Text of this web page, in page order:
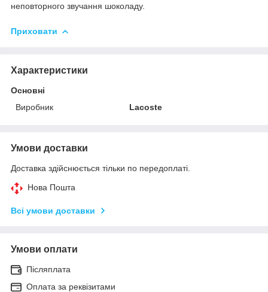
неповторного звучання шоколаду.
Приховати
Характеристики
Основні
Виробник
Lacoste
Умови доставки
Доставка здійснюється тільки по передоплаті.
Нова Пошта
Всі умови доставки
Умови оплати
Післяплата
Оплата за реквізитами